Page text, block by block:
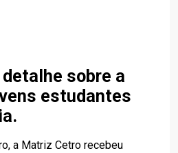
sobre a
estudantes
a Matriz Cetro recebeu